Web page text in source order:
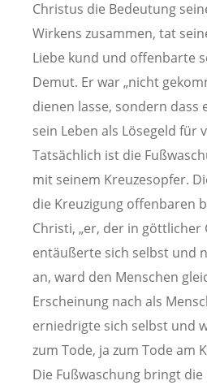
Christus die Bedeutung
Wirkens zusammen, tat
Liebe kund und offenbarte
Demut. Er war „nicht
dienen lasse, sondern dass
sein Leben als Lösegeld für
Tatsächlich ist die
mit seinem Kreuzesopfer.
die Kreuzigung offenbaren
Christi, „er, der in göttlicher
entäußerte sich selbst und
an, ward den Menschen
Erscheinung nach als
erniedrigte sich selbst und
zum Tode, ja zum Tode am
Die Fußwaschung bringt die